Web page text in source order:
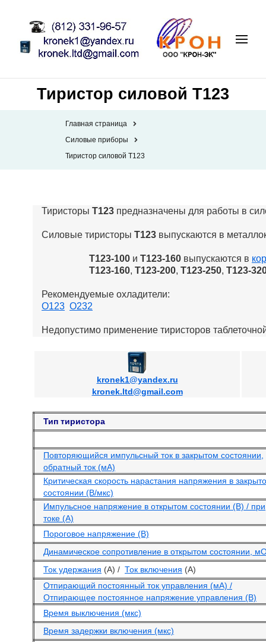
Тиристор силовой Т123
Главная страница
Силовые приборы
Тиристор силовой Т123
Тиристоры Т123 предназначены для работы в
Силовые тиристоры Т123 выпускаются в
Т123-100 и Т123-160 выпускаются в
Т123-160, Т123-200, Т123-250, Т123-
Рекомендуемые охладители:
О123 О232
Недопустимо применение тиристоров
kronek1@yandex.ru
kronek.ltd@gmail.com
Тип тиристора
Повторяющийся импульсный ток в закрытом состоянии,
обратный ток (мА)
Критическая скорость нарастания напряжения в
состоянии (В/мкс)
Импульсное напряжение в открытом состоянии (В) / при
токе (А)
Пороговое напряжение (В)
Динамическое сопротивление в открытом состоянии,
Ток удержания (А) / Ток включения (А)
Отпирающий постоянный ток управления (мА) /
Отпирающее постоянное напряжение управления (В)
Время выключения (мкс)
Время задержки включения (мкс)